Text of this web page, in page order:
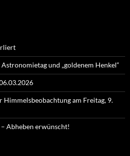
und „goldenem Henkel“
Himmelsbeobachtung am Freitag, 9.
Abheben erwünscht!